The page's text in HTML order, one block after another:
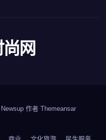
网
作者 Themeansar